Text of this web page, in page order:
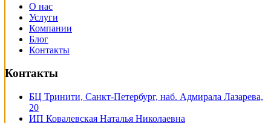
О нас
Услуги
Компании
Блог
Контакты
Контакты
БЦ Тринити, Санкт-Петербург, наб. Адмирала Лазарева,
20
ИП Ковалевская Наталья Николаевна